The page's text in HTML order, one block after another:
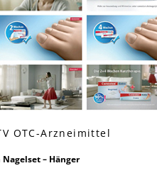
OTC-Arzneimittel
Nagelset – Hänger